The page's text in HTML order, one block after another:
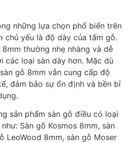
những lựa chọn phổ biến trên
yếu là độ dày của tấm gỗ.
thường nhẹ nhàng và dễ
các loại sàn dày hơn. Mặc dù
gỗ 8mm vẫn cung cấp độ
đảm bảo sự ổn định và bền bỉ
sản phẩm sàn gỗ điều có loại
Sàn gỗ Kosmos 8mm, sàn
LeoWood 8mm, sàn gỗ Moser